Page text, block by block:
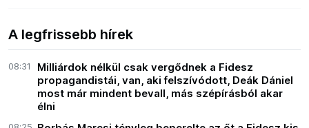
A legfrissebb hírek
08:31
Milliárdok nélkül csak vergődnek a Fidesz
propagandistái, van, aki felszívódott, Deák Dániel
most már mindent bevall, más szépírásból akar
élni